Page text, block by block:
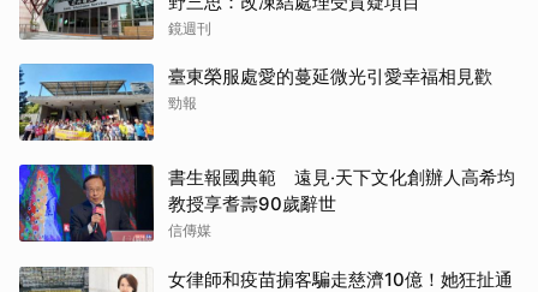
鏡週刊
臺東榮服處愛的蔓延微光引愛幸福相見歡
勁報
書生報國典範 遠見‧天下文化創辦人高希均
教授享耆壽90歲辭世
信傳媒
女律師和疫苗掮客騙走慈濟10億！她狂扯通